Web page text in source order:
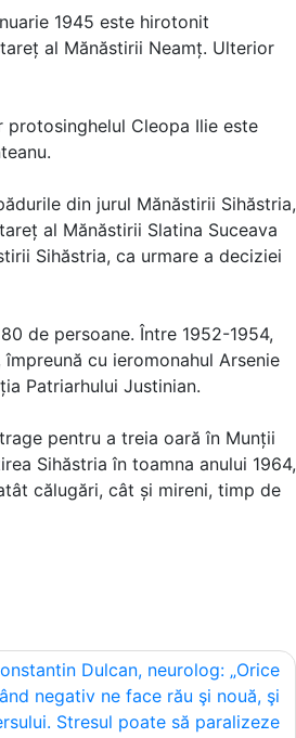
1945 este hirotonit
al Mănăstirii Neamț. Ulterior
protosinghelul Cleopa Ilie este
din jurul Mănăstirii Sihăstria,
al Mănăstirii Slatina Suceava
Sihăstria, ca urmare a deciziei
de persoane. Între 1952-1954,
cu ieromonahul Arsenie
Patriarhului Justinian.
pentru a treia oară în Munții
Sihăstria în toamna anului 1964,
călugări, cât și mireni, timp de
Dulcan, neurolog: „Orice
negativ ne face rău şi nouă, şi
Stresul poate să paralizeze